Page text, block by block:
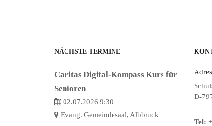
NÄCHSTE TERMINE
Caritas Digital-Kompass Kurs für
Senioren
02.07.2026 9:30
Evang. Gemeindesaal, Albbruck
D-
Tel: